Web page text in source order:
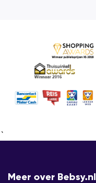
`
Meer over Bebsy.nl